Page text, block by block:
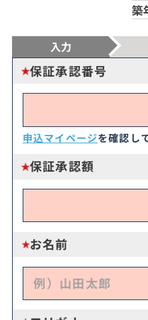
築
入力
保証承認番号
申込マイページを確認し
保証承認額
お名前